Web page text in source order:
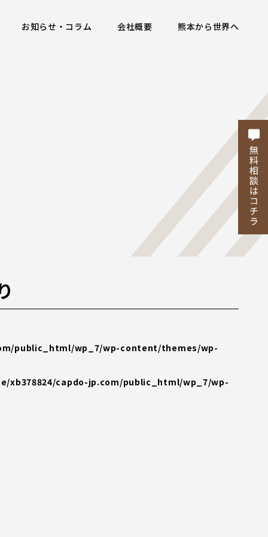
お知らせ・コラム 会社概要 熊本から世界へ
public_html/wp_7/wp-content/themes/wp-
xb378824/capdo-jp.com/public_html/wp_7/wp-